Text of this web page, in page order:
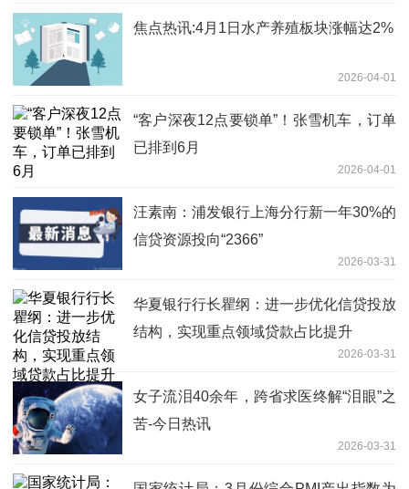
焦点热讯:4月1日水产养殖板块涨幅达2%
2026-04-01
“客户深夜12点要锁单”！张雪机车，订单
已排到6月
2026-04-01
汪素南：浦发银行上海分行新一年30%的
信贷资源投向“2366”
2026-03-31
华夏银行行长瞿纲：进一步优化信贷投放
结构，实现重点领域贷款占比提升
2026-03-31
女子流泪40余年，跨省求医终解“泪眼”之
苦-今日热讯
2026-03-31